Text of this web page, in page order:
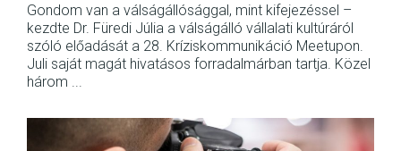
Gondom van a válságállósággal, mint kifejezéssel –
kezdte Dr. Füredi Júlia a válságálló vállalati kultúráról
szóló előadását a 28. Kríziskommunikáció Meetupon.
Juli saját magát hivatásos forradalmárban tartja. Közel
három ...